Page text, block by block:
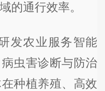
的通行效率。
农业服务智能
虫害诊断与防治
种植养殖、高效